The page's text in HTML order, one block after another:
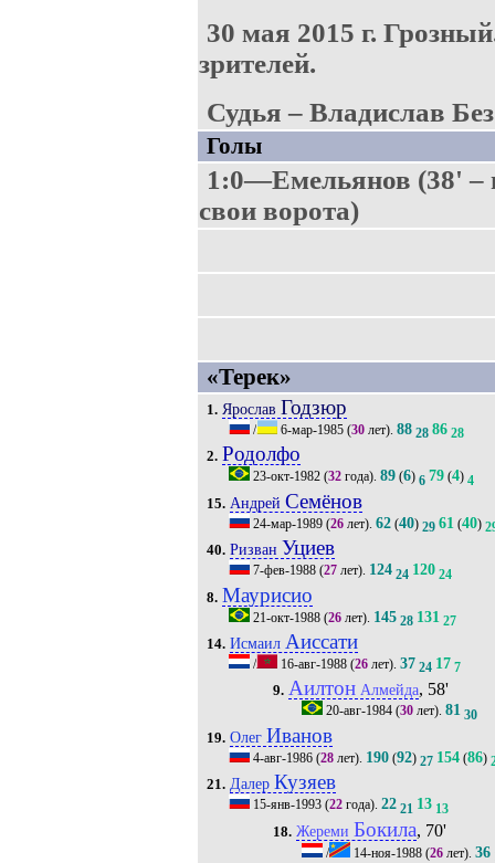
30 мая 2015 г.
зрителей.
Судья – Владислав
Голы
1:0—Емельянов (38' –
свои ворота)
«Терек»
1. Ярослав Годзюр
/ 6-мар-1985(30лет). 88 28 86 28
2. Родолфо
23-окт-1982(32года). 89(6) 6 79(4) 4
15. Андрей Семёнов
24-мар-1989(26лет). 62(40) 29 61 (40)
40. Ризван Уциев
7-фев-1988(27лет). 124 24 120 24
8. Маурисио
21-окт-1988(26лет). 145 28 131 27
14. Исмаил Аиссати
/ 16-авг-1988(26лет). 37 24 17 7
9. АилтонАлмейда, 58'
20-авг-1984 (30 лет).81 30
19. Олег Иванов
4-авг-1986(28лет). 190(92) 27 154(86)
21. Далер Кузяев
15-янв-1993(22года). 22 21 13 13
18. Жереми Бокила, 70'
/ 14-ноя-1988 (26 лет).36